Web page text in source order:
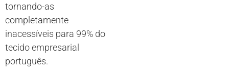
tornando-as
completamente
inacessíveis para 99% do
tecido empresarial
português.